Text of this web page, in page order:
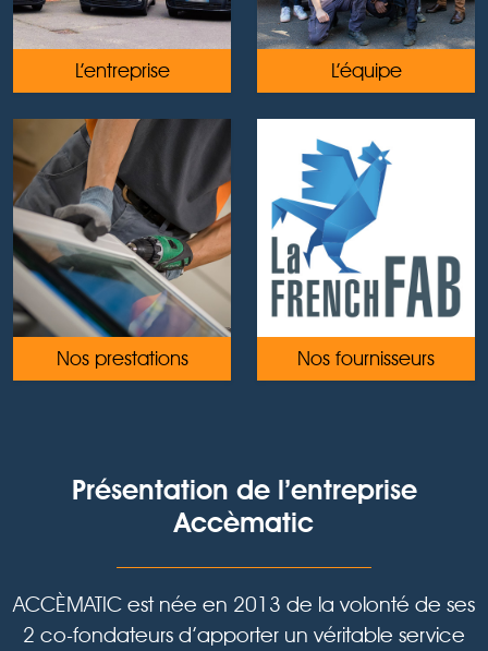
L’entreprise L’équipe
Nos prestations Nos fournisseurs
Présentation de l’entreprise
Accèmatic
ACCÈMATIC est née en 2013 de la volonté de ses
2 co-fondateurs d’apporter un véritable service